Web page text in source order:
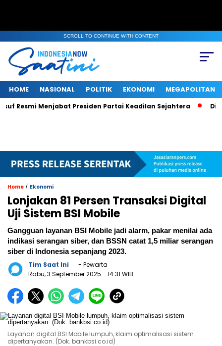
SCROLL TO CONTINUE WITH CONTENT
HOME NASIONAL POLITIK EKONOMI MEGAPOLITAN
Menjabat Presiden Partai Keadilan Sejahtera Di Tengah
Home / Ekonomi
Lonjakan 81 Persen Transaksi Digital
Uji Sistem BSI Mobile
Gangguan layanan BSI Mobile jadi alarm, pakar menilai ada
indikasi serangan siber, dan BSSN catat 1,5 miliar serangan
siber di Indonesia sepanjang 2023.
Tim Saat Ini
- Pewarta
Rabu, 3 September 2025 - 14:31 WIB
Layanan digital BSI Mobile lumpuh, klaim optimalisasi sistem
dipertanyakan. (Dok. bankbsi.co.id)